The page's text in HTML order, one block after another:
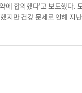
다. 콜로라도의 홈
다저스의 다저스타디움과
기